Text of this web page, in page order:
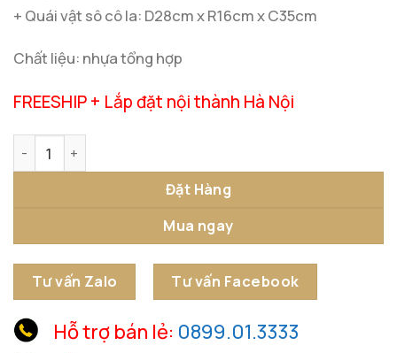
+ Quái vật sô cô la: D28cm x R16cm x C35cm
Chất liệu: nhựa tổng hợp
FREESHIP + Lắp đặt nội thành Hà Nội
Đặt Hàng
Mua ngay
Tư vấn Zalo Tư vấn Facebook
Hỗ trợ bán lẻ: 0899.01.3333